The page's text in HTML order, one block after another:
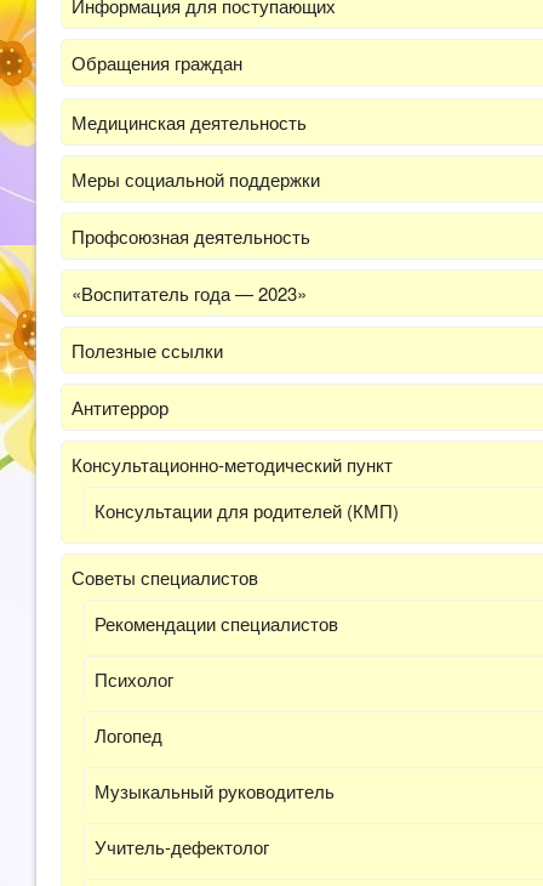
Информация для поступающих
Обращения граждан
Медицинская деятельность
Меры социальной поддержки
Профсоюзная деятельность
«Воспитатель года — 2023»
Полезные ссылки
Антитеррор
Консультационно-методический пункт
Консультации для родителей (КМП)
Советы специалистов
Рекомендации специалистов
Психолог
Логопед
Музыкальный руководитель
Учитель-дефектолог